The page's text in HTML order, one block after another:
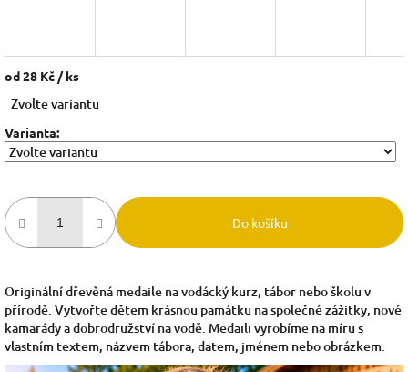
od28 Kč / ks
cena:
Zvolte variantu
Varianta:
Do košíku
Originální dřevěná medaile na vodácký kurz, tábor nebo školu v
přírodě. Vytvořte dětem krásnou památku na společné zážitky, nové
kamarády a dobrodružství na vodě. Medaili vyrobíme na míru s
vlastním textem, názvem tábora, datem, jménem nebo obrázkem.